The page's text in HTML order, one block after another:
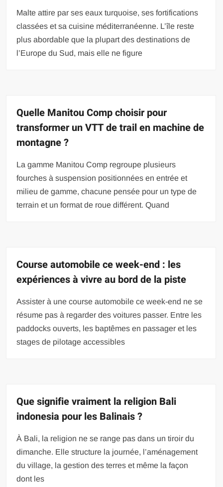
Malte attire par ses eaux turquoise, ses fortifications
classées et sa cuisine méditerranéenne. L’île reste
plus abordable que la plupart des destinations de
l’Europe du Sud, mais elle ne figure
Quelle Manitou Comp choisir pour
transformer un VTT de trail en machine de
montagne ?
La gamme Manitou Comp regroupe plusieurs
fourches à suspension positionnées en entrée et
milieu de gamme, chacune pensée pour un type de
terrain et un format de roue différent. Quand
Course automobile ce week-end : les
expériences à vivre au bord de la piste
Assister à une course automobile ce week-end ne se
résume pas à regarder des voitures passer. Entre les
paddocks ouverts, les baptêmes en passager et les
stages de pilotage accessibles
Que signifie vraiment la religion Bali
indonesia pour les Balinais ?
À Bali, la religion ne se range pas dans un tiroir du
dimanche. Elle structure la journée, l’aménagement
du village, la gestion des terres et même la façon
dont les